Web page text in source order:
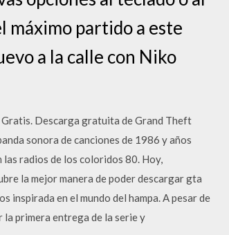
máximo partido a este
a la calle con Niko
Descarga gratuita de Grand Theft
sonora de canciones de 1986 y años
radios de los coloridos 80. Hoy,
la mejor manera de poder descargar gta
inspirada en el mundo del hampa. A pesar de
la primera entrega de la serie y